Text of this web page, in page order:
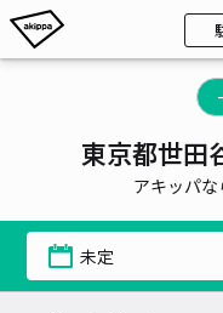
東京都世田
アキッパな
未定